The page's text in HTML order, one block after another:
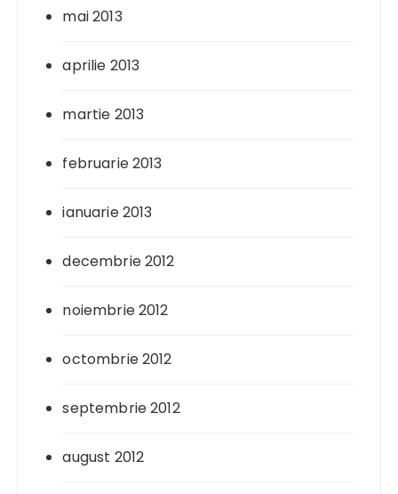
mai 2013
aprilie 2013
martie 2013
februarie 2013
ianuarie 2013
decembrie 2012
noiembrie 2012
octombrie 2012
septembrie 2012
august 2012